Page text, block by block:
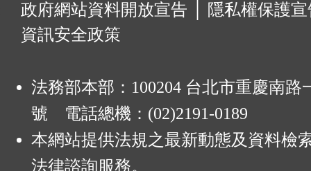
政府網站資料開放宣告
隱私權保護
資訊安全政策
法務部本部：100204 台北市重慶南路
號 電話總機：(02)2191-0189
本網站提供法規之最新動態及資料檢
法律諮詢服務。